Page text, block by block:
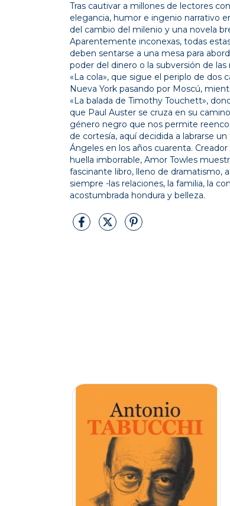
Tras cautivar a millones de lectores
elegancia, humor e ingenio narrativo
del cambio del milenio y una novela
Aparentemente inconexas, todas
deben sentarse a una mesa para
poder del dinero o la subversión de
«La cola», que sigue el periplo de dos
Nueva York pasando por Moscú,
«La balada de Timothy Touchett»,
que Paul Auster se cruza en su
género negro que nos permite
de cortesía, aquí decidida a labrarse
Ángeles en los años cuarenta.
huella imborrable, Amor Towles
fascinante libro, lleno de dramatismo,
siempre -las relaciones, la familia, la
acostumbrada hondura y belleza.